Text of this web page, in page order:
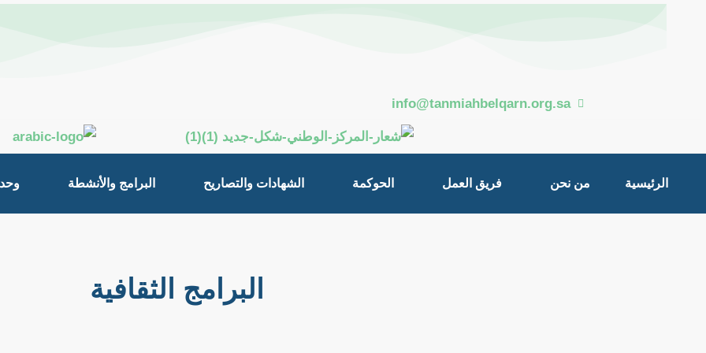
info@tanmiahbelqarn.org.sa
الرئيسية من نحن فريق العمل الحوكمة الشهادات والتصاريح البرامج والأنشطة
البرامج الثقافية